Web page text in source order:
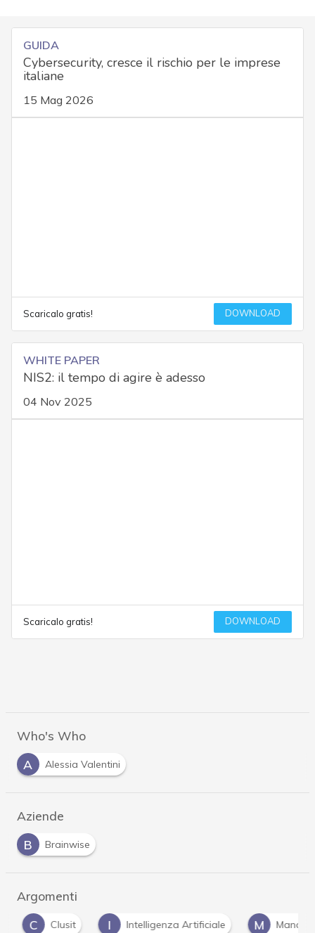
GUIDA
Cybersecurity, cresce il rischio per le imprese
italiane
15 Mag 2026
Scaricalo gratis! DOWNLOAD
WHITE PAPER
NIS2: il tempo di agire è adesso
04 Nov 2025
Scaricalo gratis! DOWNLOAD
Who's Who
A
Alessia Valentini
Aziende
B
Brainwise
Argomenti
C
Clusit Intelligenza Artificiale M